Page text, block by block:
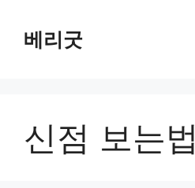
베리굿
신점 보는법